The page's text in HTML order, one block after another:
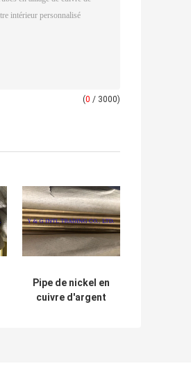
(0 / 3000)
Pipe de nickel en
cuivre d'argent